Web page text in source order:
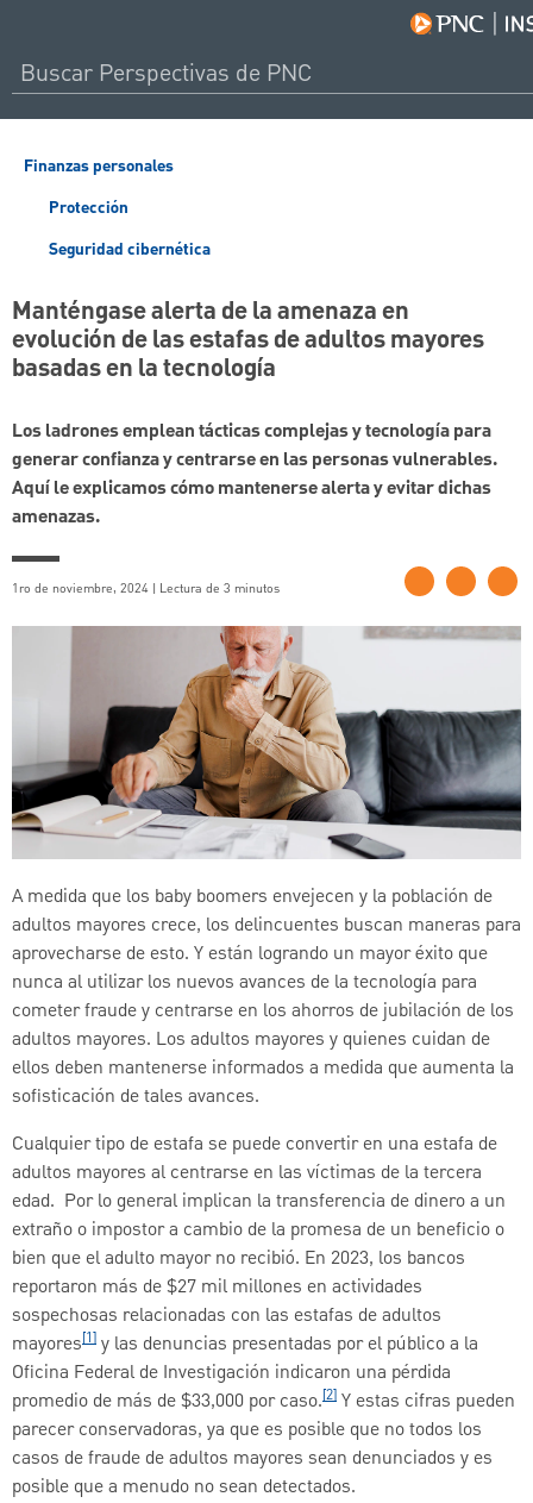
Finanzas personales
Protección
Seguridad cibernética
Manténgase alerta de la amenaza en
evolución de las estafas de adultos mayores
basadas en la tecnología
Los ladrones emplean tácticas complejas y tecnología para
generar confianza y centrarse en las personas vulnerables.
Aquí le explicamos cómo mantenerse alerta y evitar dichas
amenazas.
1ro de noviembre, 2024 | Lectura de 3 minutos
A medida que los baby boomers envejecen y la población de
adultos mayores crece, los delincuentes buscan maneras para
aprovecharse de esto. Y están logrando un mayor éxito que
nunca al utilizar los nuevos avances de la tecnología para
cometer fraude y centrarse en los ahorros de jubilación de los
adultos mayores. Los adultos mayores y quienes cuidan de
ellos deben mantenerse informados a medida que aumenta la
sofisticación de tales avances.
Cualquier tipo de estafa se puede convertir en una estafa de
adultos mayores al centrarse en las víctimas de la tercera
edad. Por lo general implican la transferencia de dinero a un
extraño o impostor a cambio de la promesa de un beneficio o
bien que el adulto mayor no recibió. En 2023, los bancos
reportaron más de $27 mil millones en actividades
sospechosas relacionadas con las estafas de adultos
mayores[1] y las denuncias presentadas por el público a la
Oficina Federal de Investigación indicaron una pérdida
promedio de más de $33,000 por caso.[2] Y estas cifras pueden
parecer conservadoras, ya que es posible que no todos los
casos de fraude de adultos mayores sean denunciados y es
posible que a menudo no sean detectados.